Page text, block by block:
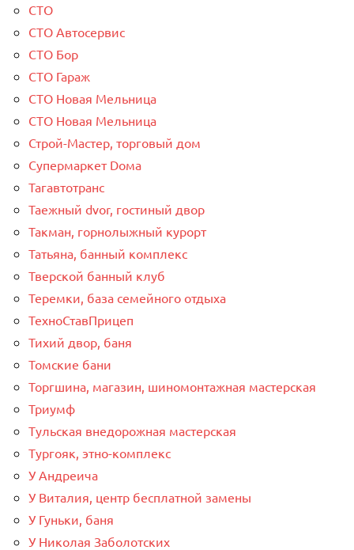
СТО
СТО Автосервис
СТО Бор
СТО Гараж
СТО Новая Мельница
СТО Новая Мельница
Строй-Мастер, торговый дом
Супермаркет Dома
Тагавтотранс
Таежный dvor, гостиный двор
Такман, горнолыжный курорт
Татьяна, банный комплекс
Тверской банный клуб
Теремки, база семейного отдыха
ТехноСтавПрицеп
Тихий двор, баня
Томские бани
Торгшина, магазин, шиномонтажная мастерская
Триумф
Тульская внедорожная мастерская
Тургояк, этно-комплекс
У Андреича
У Виталия, центр бесплатной замены
У Гуньки, баня
У Николая Заболотских